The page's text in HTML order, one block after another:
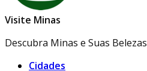
Visite Minas
Descubra Minas e Suas Belezas
Cidades